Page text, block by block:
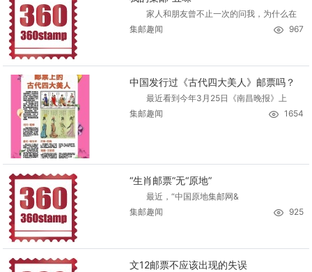
家人和朋友曾不止一次的问我，为什么在
集邮趣闻
967
中国发行过《古代四大美人》邮票吗？
最近看到今年3月25日《南昌晚报》上
集邮趣闻
1654
“生肖邮票”无“原地”
最近，“中国原地集邮网&
集邮趣闻
925
文12邮票不应该出现的失误